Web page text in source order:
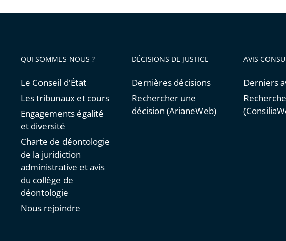
QUI SOMMES-NOUS ?
Le Conseil d'État
Les tribunaux et cours
Engagements égalité
et diversité
Charte de déontologie
de la juridiction
administrative et avis
du collège de
déontologie
Nous rejoindre
DÉCISIONS DE JUSTICE
Dernières décisions
Rechercher une
décision (ArianeWeb)
AVIS
Derniers